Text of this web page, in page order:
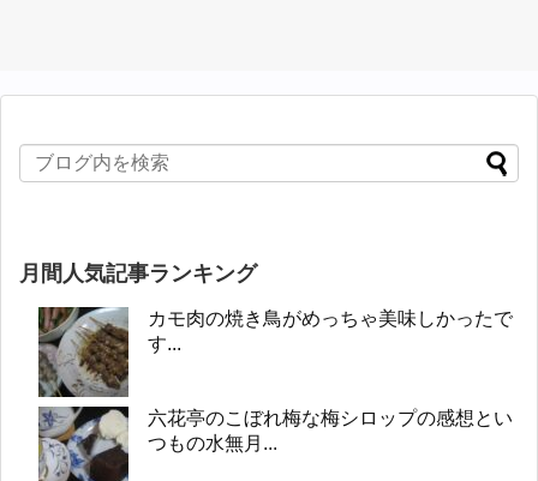
月間人気記事ランキング
カモ肉の焼き鳥がめっちゃ美味しかったで
す...
六花亭のこぼれ梅な梅シロップの感想とい
つもの水無月...